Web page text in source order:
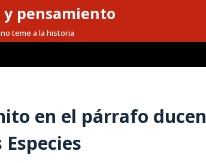
y pensamiento
teme a la historia
en el párrafo